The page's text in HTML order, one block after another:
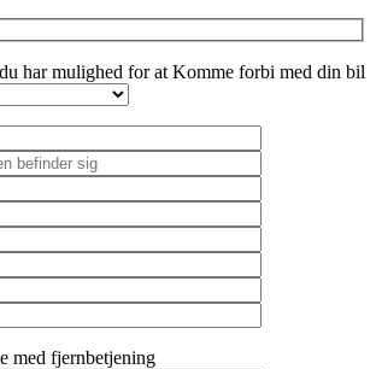
har mulighed for at Komme forbi med din bil
med fjernbetjening